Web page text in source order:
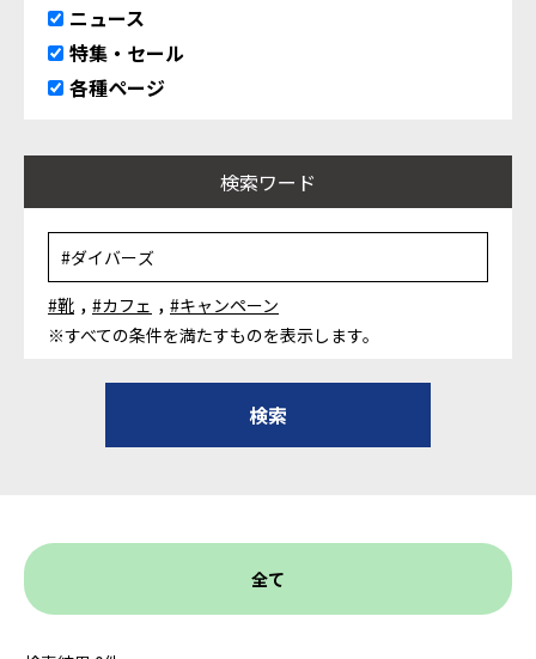
ニュース
特集・セール
各種ページ
検索ワード
#靴 , #カフェ , #キャンペーン
※すべての条件を満たすものを表示します。
全て